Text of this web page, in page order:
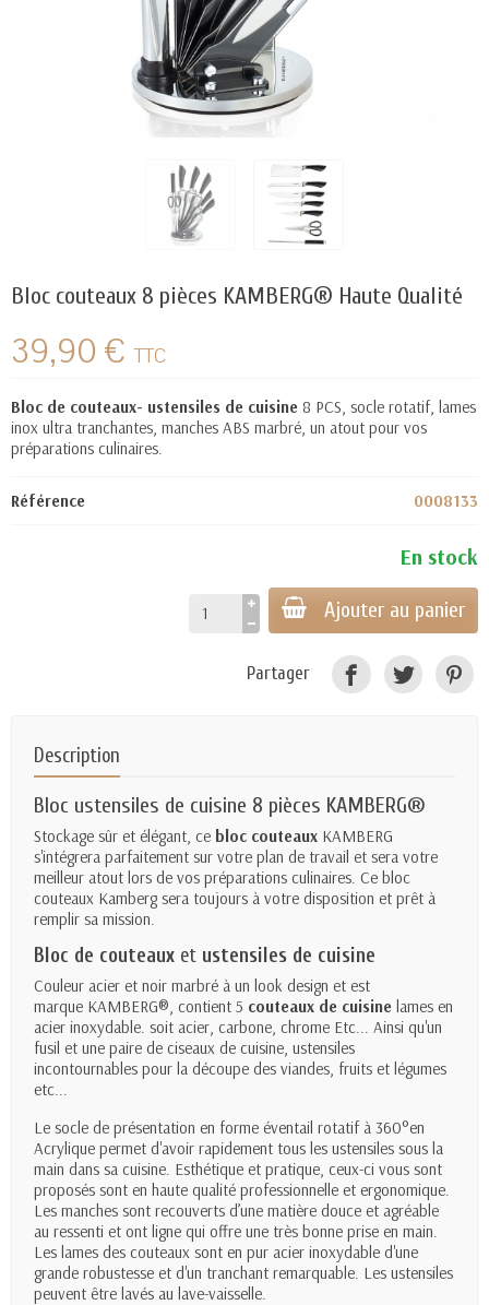
Bloc couteaux 8 pièces KAMBERG® Haute Qualité
39,90 € TTC
Bloc de couteaux- ustensiles de cuisine 8 PCS, socle rotatif, lames
inox ultra tranchantes, manches ABS marbré, un atout pour vos
préparations culinaires
Référence 0008133
En stock
Ajouter au panier
Partager
Description
Bloc ustensiles de cuisine 8 pièces KAMBERG®
Stockage sûr et élégant, ce bloc couteaux KAMBERG
s'intégrera parfaitement sur votre plan de travail et sera votre
meilleur atout lors de vos préparations culinaires. Ce bloc
couteaux Kamberg sera toujours à votre disposition et prêt à
remplir sa mission.
Bloc de couteaux et ustensiles de cuisine
Couleur acier et noir marbré à un look design et est
marque KAMBERG®, contient 5 couteaux de cuisine lames en
acier inoxydable. soit acier, carbone, chrome Etc... Ainsi qu'un
fusil et une paire de ciseaux de cuisine, ustensiles
incontournables pour la découpe des viandes, fruits et légumes
etc...
Le socle de présentation en forme éventail rotatif à 360°en
Acrylique permet d'avoir rapidement tous les ustensiles sous la
main dans sa cuisine. Esthétique et pratique, ceux-ci vous sont
proposés sont en haute qualité professionnelle et ergonomique.
Les manches sont recouverts d’une matière douce et agréable
au ressenti et ont ligne qui offre une très bonne prise en main.
Les lames des couteaux sont en pur acier inoxydable d'une
grande robustesse et d'un tranchant remarquable. Les ustensiles
peuvent être lavés au lave-vaisselle.